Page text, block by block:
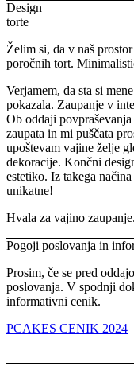
Design
torte
Želim si, da v naš
poročnih tort.
Verjamem, da sta si
pokazala. Zaupanje v
Ob oddaji
zaupata in mi puščata
upoštevam vajine želje
dekoracije. Končni
estetiko. Iz takega
unikatne!
Hvala za vajino zaupanje.
Pogoji poslovanja in
Prosim, če se pred
poslovanja. V spodnji
informativni cenik.
PCAKES CENIK 2024